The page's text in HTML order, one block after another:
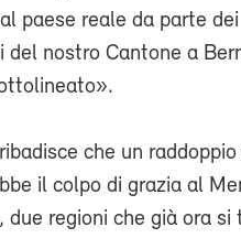
paese reale da parte dei
del nostro Cantone a
che un
il colpo di grazia al
due regioni che già ora si